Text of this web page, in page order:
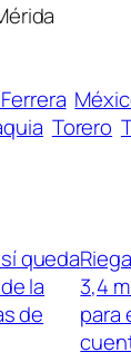
Torero
queda
la
de
3,4
para